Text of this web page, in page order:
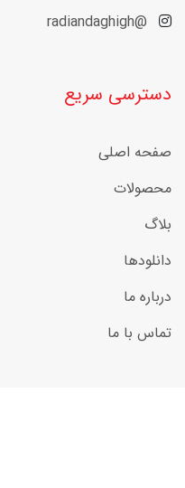
@radiandaghigh
دسترسی سریع
صفحه اصلی
محصولات
بلاگ
دانلودها
درباره ما
تماس با ما